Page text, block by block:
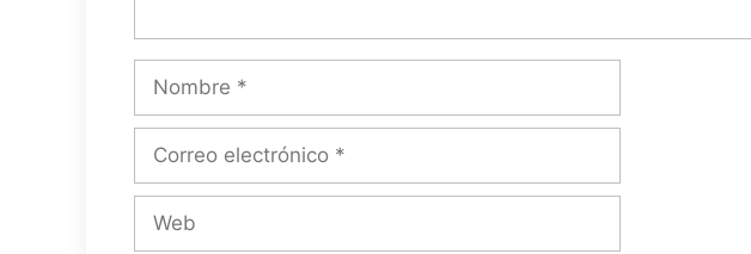
electrónico